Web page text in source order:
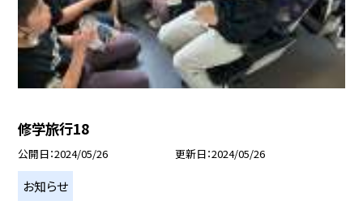
修学旅行18
公開日 2024/05/26 更新日 2024/05/26
お知らせ